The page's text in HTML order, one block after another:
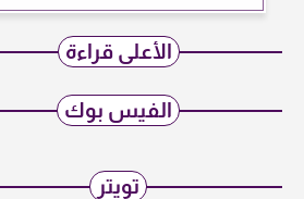
الأعلى قراءة
الفيس بوك
تويتر